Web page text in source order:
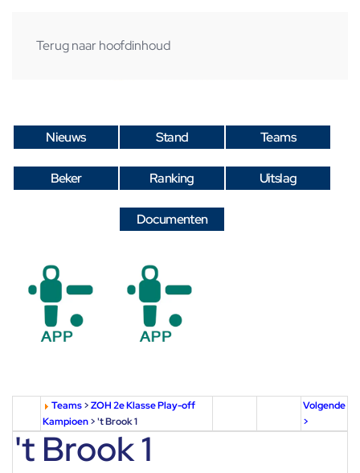
Terug naar hoofdinhoud
Nieuws Stand Teams
Beker Ranking Uitslag
Documenten
Teams>ZOH 2e Klasse Play-off
Kampioen> 't Brook 1
Volgende
>
't Brook 1